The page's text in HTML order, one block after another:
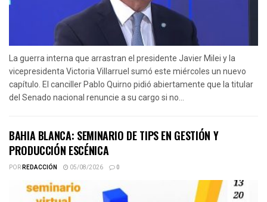
La guerra interna que arrastran el presidente Javier Milei y la
vicepresidenta Victoria Villarruel sumó este miércoles un nuevo
capítulo. El canciller Pablo Quirno pidió abiertamente que la titular
del Senado nacional renuncie a su cargo si no...
BAHIA BLANCA: SEMINARIO DE TIPS EN GESTIÓN Y
PRODUCCIÓN ESCÉNICA
PORREDACCIÓN 05/08/2026 0